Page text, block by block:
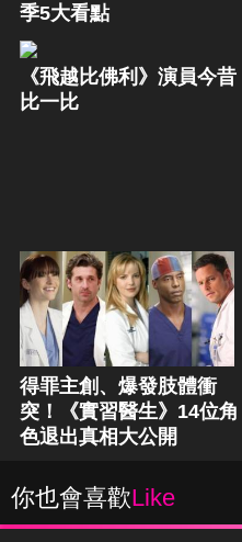
季5大看點
《飛越比佛利》演員今昔
比一比
得罪主創、爆發肢體衝
突！《實習醫生》14位角
色退出真相大公開
你也會喜歡Like